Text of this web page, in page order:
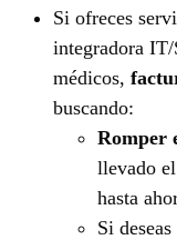
Si ofreces
integradora
médicos,
buscando:
Romper
llevado
hasta
Si